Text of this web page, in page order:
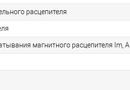
расцепителя
магнитного расцепителя Im, А